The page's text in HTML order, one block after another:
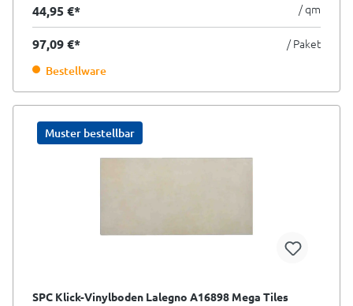
44,95 €* / qm
97,09 €* / Paket
Bestellware
Muster bestellbar
SPC Klick-Vinylboden Lalegno A16898 Mega Tiles